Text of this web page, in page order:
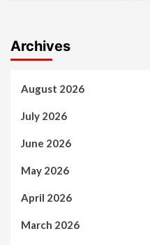
Archives
August 2026
July 2026
June 2026
May 2026
April 2026
March 2026